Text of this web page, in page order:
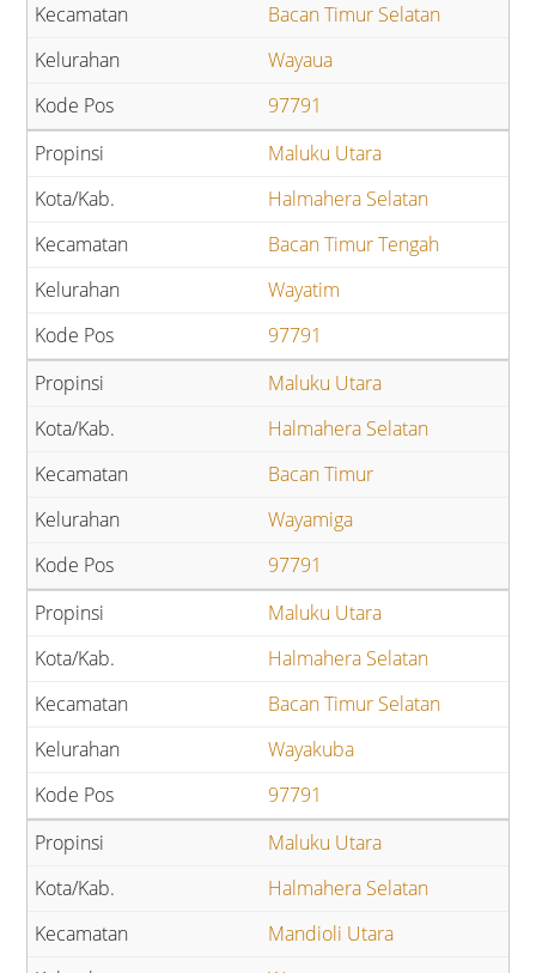
Bacan Timur Selatan
Wayaua
97791
Maluku Utara
Halmahera Selatan
Bacan Timur Tengah
Wayatim
97791
Maluku Utara
Halmahera Selatan
Bacan Timur
Wayamiga
97791
Maluku Utara
Halmahera Selatan
Bacan Timur Selatan
Wayakuba
97791
Maluku Utara
Halmahera Selatan
Mandioli Utara